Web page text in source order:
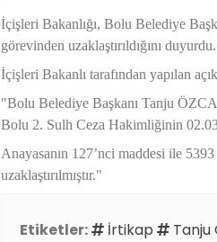
İçişleri Bakanlığı, Bolu Belediye
görevinden uzaklaştırıldığını duyurdu.
İçişleri Bakanlı tarafından yapılan
"Bolu Belediye Başkanı Tanju
Bolu 2. Sulh Ceza Hakimliğinin
Anayasanın 127’nci maddesi ile
uzaklaştırılmıştır."
Etiketler: İrtikap Tanju